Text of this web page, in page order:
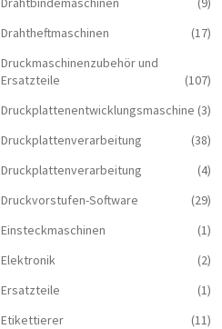
Drahtheftmaschinen
(17)
Druckmaschinenzubehör und
Ersatzteile
(107)
Druckplattenentwicklungsmaschine (3)
Druckplattenverarbeitung
(38)
Druckplattenverarbeitung
(4)
Druckvorstufen-Software
(29)
Einsteckmaschinen
(1)
Elektronik
(2)
Ersatzteile
(1)
Etikettierer
(11)